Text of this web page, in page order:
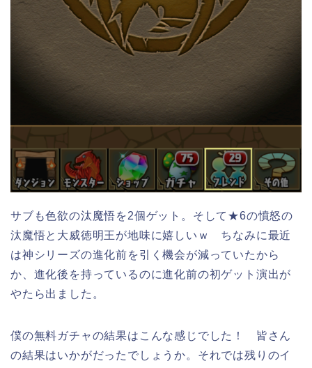
サブも色欲の汰魔悟を2個ゲット。そして★6の憤怒の
汰魔悟と大威徳明王が地味に嬉しいｗ ちなみに最近
は神シリーズの進化前を引く機会が減っていたから
か、進化後を持っているのに進化前の初ゲット演出が
やたら出ました。
僕の無料ガチャの結果はこんな感じでした！ 皆さん
の結果はいかがだったでしょうか。それでは残りのイ